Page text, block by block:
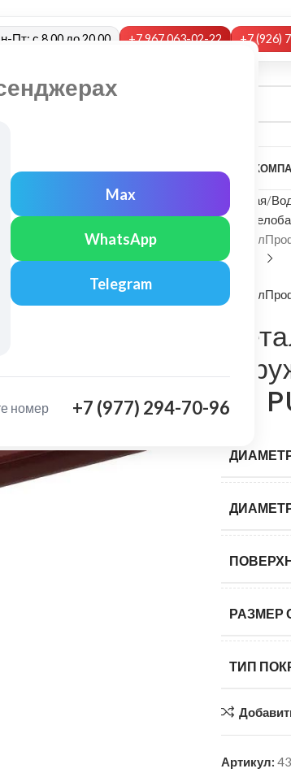
Max
WhatsApp
Telegram
номер +7 (977) 294-70-96
Пт: с 8.00 до 20.00 +7 967 063-02-22 +7 (926)
О
Главная
Угол желоба
мм
РАЗМЕР
ТИП
Артикул: